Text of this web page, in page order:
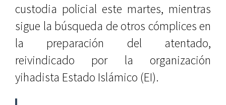
custodia policial este martes, mientras
sigue la búsqueda de otros cómplices en
la preparación del atentado,
reivindicado por la organización
yihadista Estado Islámico (EI).